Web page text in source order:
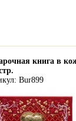
книга в
Bur899